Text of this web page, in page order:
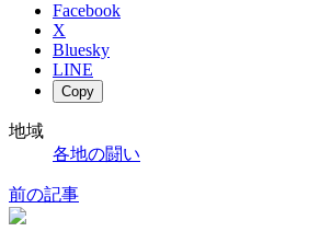
Facebook
X
Bluesky
LINE
Copy
地域
各地の闘い
前の記事